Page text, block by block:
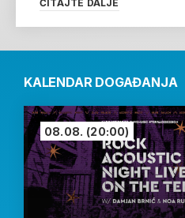
ČITAJTE DALJE
KALENDAR DOGAĐANJA
08.08. (20:00)